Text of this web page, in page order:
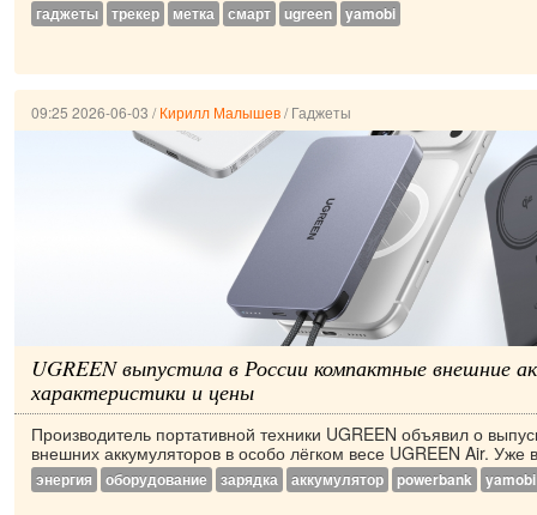
гаджеты трекер метка смарт ugreen yamobi
09:25 2026-06-03 /Кирилл Малышев/Гаджеты
UGREEN выпустила в России компактные внешние
характеристики и цены
Производитель портативной техники UGREEN объявил о
внешних аккумуляторов в особо лёгком весе UGREEN Air. Уже
энергия оборудование зарядка аккумулятор powerbank yamobi